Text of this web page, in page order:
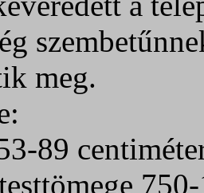
meg.
89